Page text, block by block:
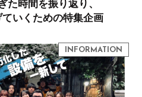
時間を振り返り、
いくための特集企画